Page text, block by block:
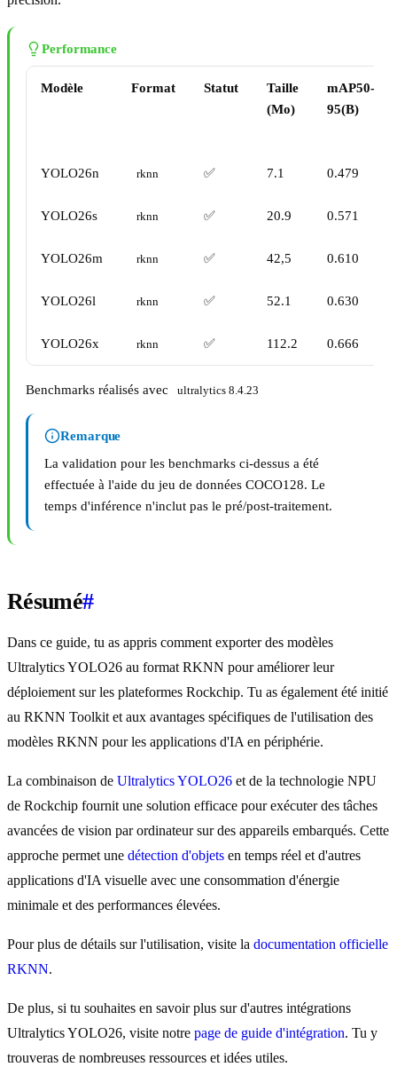
Performance
Modèle Format Statut
Taille
(Mo)
mAP50-
95(B)
YOLO26n rknn ✅ 7.1 0.479
YOLO26s rknn ✅ 20.9 0.571
YOLO26m rknn ✅ 42,5 0.610
YOLO26l rknn ✅ 52.1 0.630
YOLO26x rknn ✅ 112.2 0.666
Benchmarks réalisés avec ultralytics 8.4.23
Remarque
La validation pour les benchmarks ci-dessus a été
effectuée à l'aide du jeu de données COCO128. Le
temps d'inférence n'inclut pas le pré/post-traitement.
Résumé#
Dans ce guide, tu as appris comment exporter des modèles
Ultralytics YOLO26 au format RKNN pour améliorer leur
déploiement sur les plateformes Rockchip. Tu as également été initié
au RKNN Toolkit et aux avantages spécifiques de l'utilisation des
modèles RKNN pour les applications d'IA en périphérie.
La combinaison de Ultralytics YOLO26 et de la technologie NPU
de Rockchip fournit une solution efficace pour exécuter des tâches
avancées de vision par ordinateur sur des appareils embarqués. Cette
approche permet une détection d'objets en temps réel et d'autres
applications d'IA visuelle avec une consommation d'énergie
minimale et des performances élevées.
Pour plus de détails sur l'utilisation, visite la documentation officielle
RKNN.
De plus, si tu souhaites en savoir plus sur d'autres intégrations
Ultralytics YOLO26, visite notre page de guide d'intégration. Tu y
trouveras de nombreuses ressources et idées utiles.